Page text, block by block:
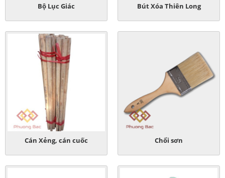
Bộ Lục Giác Bút Xóa Thiên Long
Cán Xẻng, cán cuốc Chổi sơn